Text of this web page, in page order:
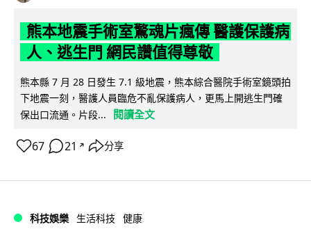
熊本地震手術室驚魂片瘋傳 醫護保護病
人、逃生門 網民讚值得尊敬
熊本縣 7 月 28 日發生 7.1 級地震，熊本綜合醫院手術室鏡頭拍
下地震一刻，醫護人員臨危不亂保護病人，更馬上開逃生門確
保出口流通。片段...
閱讀全文
67 21 ↗ 分享
科技娛樂 生活科技 健康